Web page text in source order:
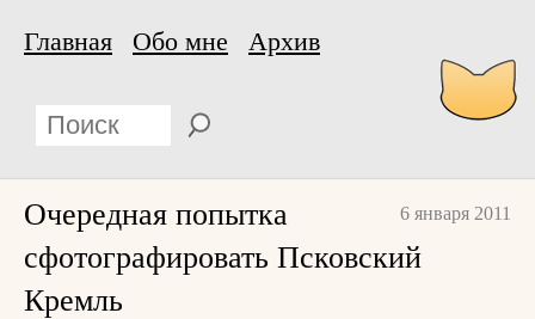
Главная Обо мне Архив
6 января 2011
Очередная попытка
сфотографировать Псковский
Кремль